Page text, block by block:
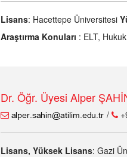
Lisans: Hacettepe Üniversitesi
Araştırma Konuları : ELT,
Dr. Öğr. Üyesi Alper
/
Lisans, Yüksek Lisans: Gazi